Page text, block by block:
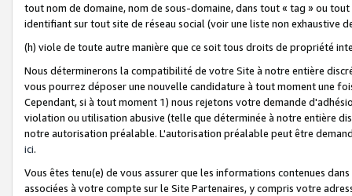
tout nom de domaine, nom de sous-domaine, dans tout « tag » ou
identifiant sur tout site de réseau social (voir une liste non exhaustive
(h) viole de toute autre manière que ce soit tous droits de propriété
Nous déterminerons la compatibilité de votre Site à notre entière
vous pourrez déposer une nouvelle candidature à tout moment une
Cependant, si à tout moment 1) nous rejetons votre demande
violation ou utilisation abusive (telle que déterminée à notre entière
notre autorisation préalable. L'autorisation préalable peut être
ici.
Vous êtes tenu(e) de vous assurer que les informations contenues
associées à votre compte sur le Site Partenaires, y compris votre